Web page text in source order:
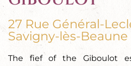
27 Rue Général-
Savigny-lès-Beaune
The fief of the Giboulot